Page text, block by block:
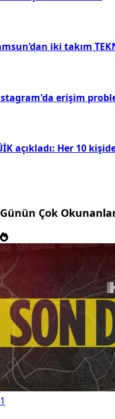
iki takım
erişim
açıkladı: Her 10
Günün Çok
1